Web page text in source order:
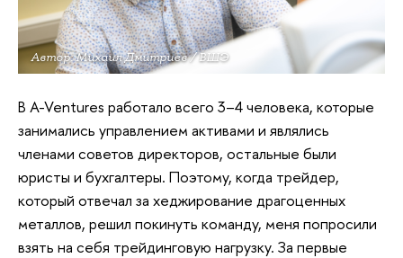
Автор: Михаил Дмитриев / ВШЭ
В A-Ventures работало всего 3–4 человека, которые
занимались управлением активами и являлись
членами советов директоров, остальные были
юристы и бухгалтеры. Поэтому, когда трейдер,
который отвечал за хеджирование драгоценных
металлов, решил покинуть команду, меня попросили
взять на себя трейдинговую нагрузку. За первые